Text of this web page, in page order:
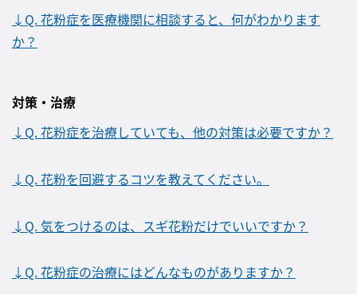
↓Q. 花粉症を医療機関に相談すると、何がわかります
か？
対策・治療
↓Q. 花粉症を治療していても、他の対策は必要ですか？
↓Q. 花粉を回避するコツを教えてください。
↓Q. 気をつけるのは、スギ花粉だけでいいですか？
↓Q. 花粉症の治療にはどんなものがありますか？